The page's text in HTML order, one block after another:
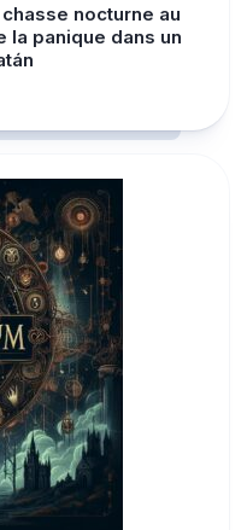
nocturne au
la panique dans un